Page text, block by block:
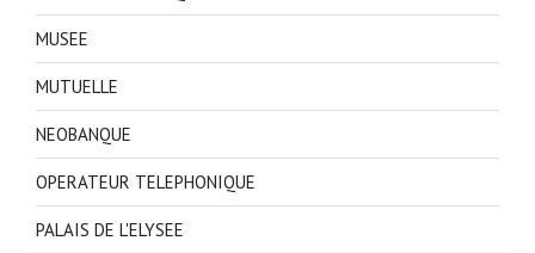
MUSEE
MUTUELLE
NEOBANQUE
OPERATEUR TELEPHONIQUE
PALAIS DE L'ELYSEE